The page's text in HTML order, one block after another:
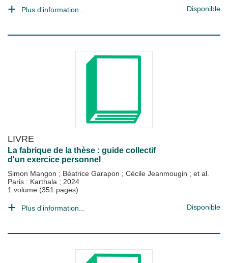
Plus d'information... Disponible
LIVRE
La fabrique de la thèse : guide collectif
d'un exercice personnel
Simon Mangon ; Béatrice Garapon ; Cécile Jeanmougin ; et al.
Paris : Karthala ; 2024
1 volume (351 pages)
Plus d'information... Disponible